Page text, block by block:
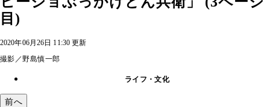
目)
2020年06月26日 11:30 更新
撮影／野島慎一郎
ライフ・文化
前へ